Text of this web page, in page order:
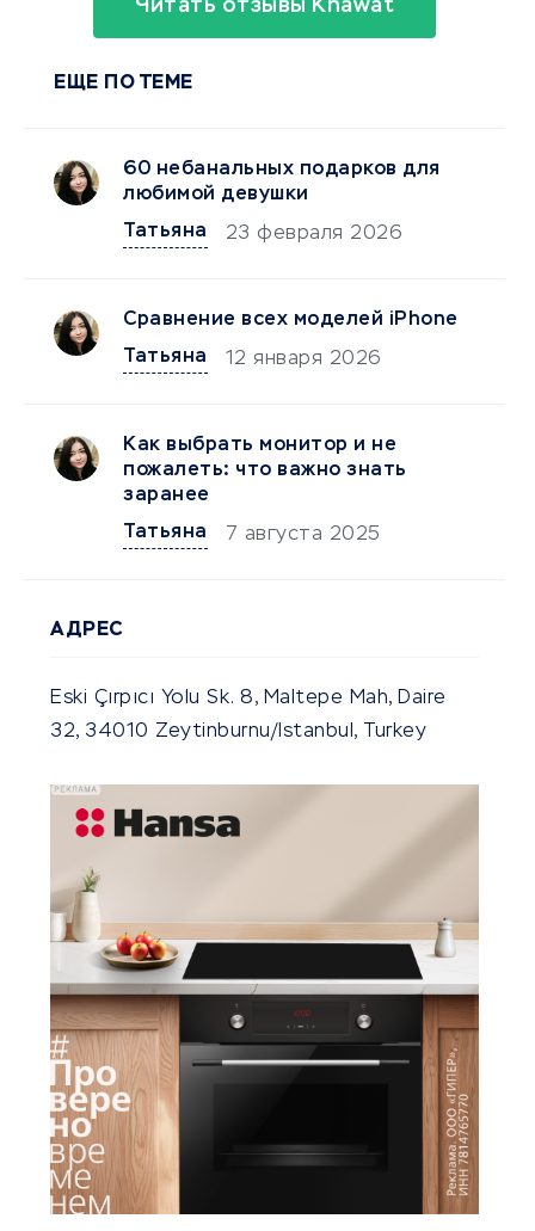
Читать отзывы Knawat
ЕЩЕ ПО ТЕМЕ
60 небанальных подарков для
любимой девушки
Татьяна
23 февраля 2026
Сравнение всех моделей iPhone
Татьяна
12 января 2026
Как выбрать монитор и не
пожалеть: что важно знать
заранее
Татьяна
7 августа 2025
АДРЕС
Eski Çırpıcı Yolu Sk. 8, Maltepe Mah, Daire
32, 34010 Zeytinburnu/Istanbul, Turkey